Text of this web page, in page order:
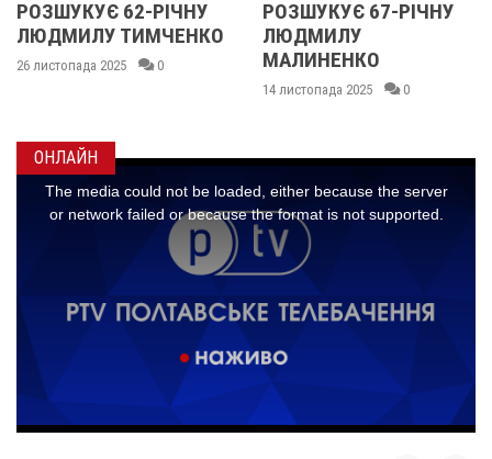
РОЗШУКУЄ 67-РІЧНУ
ЛЮДМИЛУ
МАЛИНЕНКО
РОЗШУКУЮТЬ
РІЧНУ ЗОЮ
14 листопада 2025
ОНЛАЙН